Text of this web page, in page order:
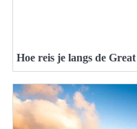
Hoe reis je langs de